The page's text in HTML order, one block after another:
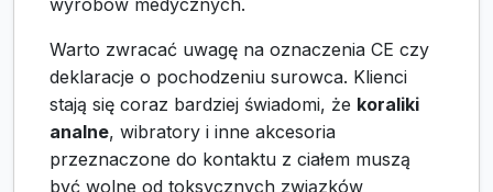
Warto zwracać uwagę na oznaczenia CE czy
deklaracje o pochodzeniu surowca. Klienci
stają się coraz bardziej świadomi, że koraliki
analne, wibratory i inne akcesoria
przeznaczone do kontaktu z ciałem muszą
być wolne od toksycznych związków